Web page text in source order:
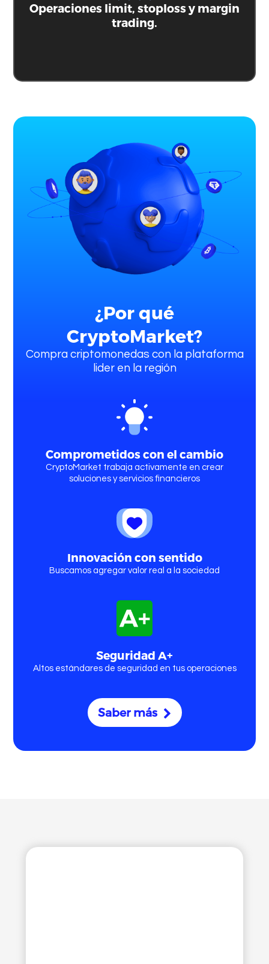
Operaciones limit, stoploss y margin
trading.
¿Por qué
CryptoMarket?
Compra criptomonedas con la plataforma
lider en la región
Comprometidos con el cambio
CryptoMarket trabaja activamente en crear
soluciones y servicios financieros
Innovación con sentido
Buscamos agregar valor real a la sociedad
Seguridad A+
Altos estándares de seguridad en tus operaciones
Saber más